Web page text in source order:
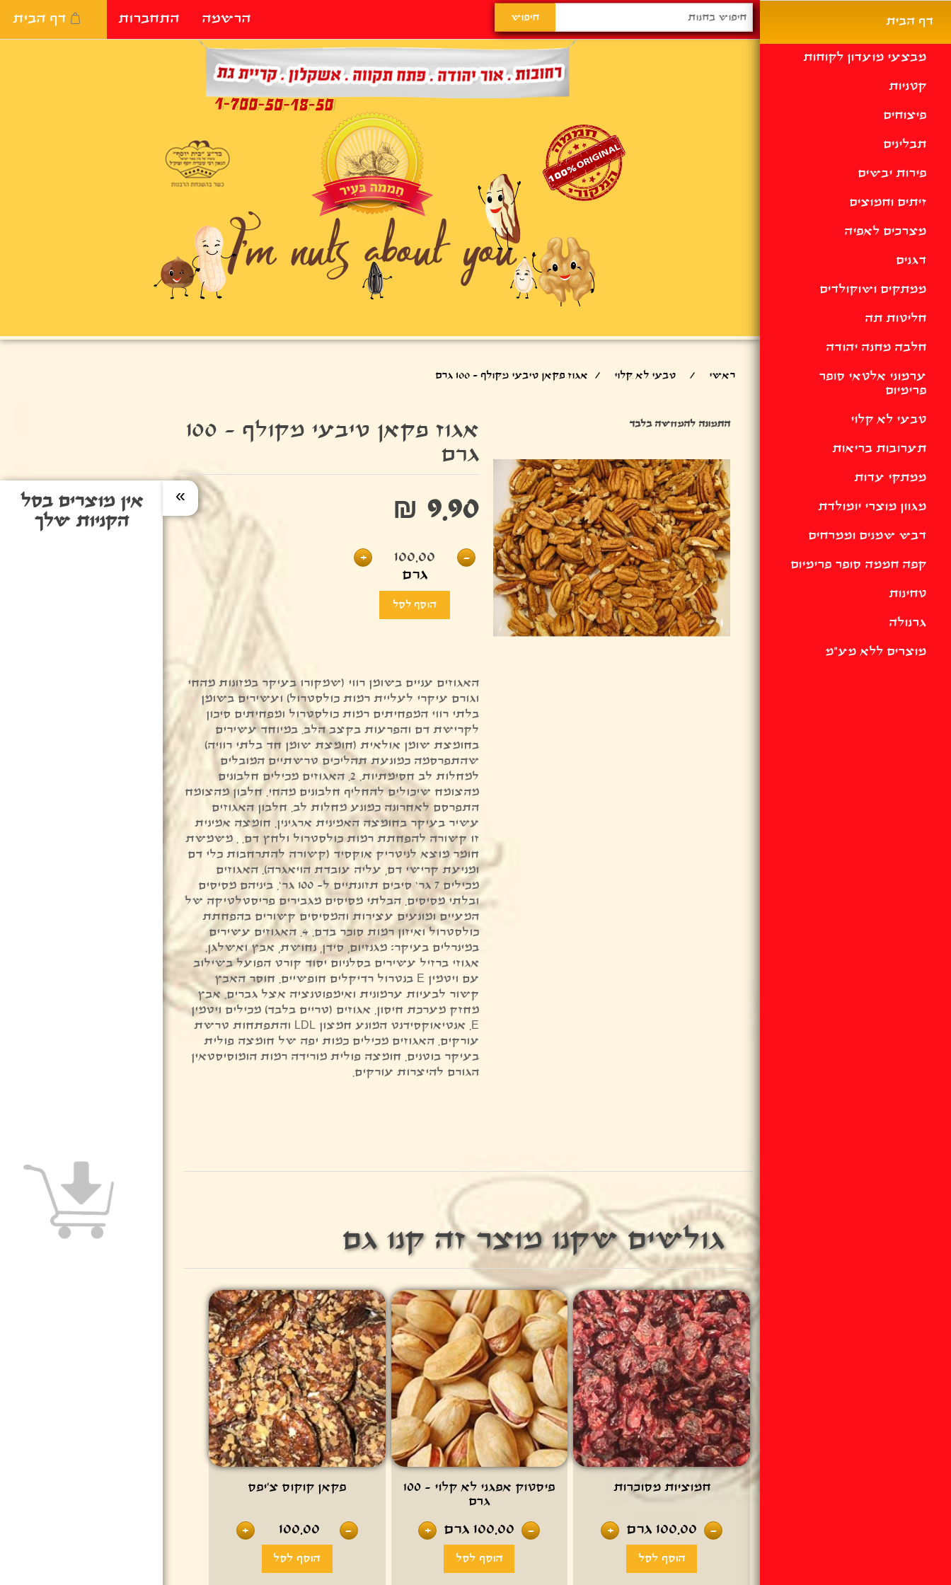
הרשמה התחברות דף הבית
אין מוצרים בסל
הקניות שלך
»
דף הבית
מבצעי מועדון לקוחות
קטניות
פיצוחים
תבלינים
פירות יבשים
זיתים וחמוצים
מצרכים לאפיה
דגנים
ממתקים ושוקולדים
חליטות תה
חלבה מחנה יהודה
ערמוני אלטאי סופר
פרימיום
טבעי לא קלוי
תערובות בריאות
ממתקי עדות
מגוון מוצרי יומולדת
דבש שמנים וממרחים
קפה חממה סופר פרימיום
טחינות
גרנולה
מוצרים ללא מע"מ
ראשי / טבעי לא קלוי / אגוז פקאן טיבעי מקולף - 100 גרם
אגוז פקאן טיבעי מקולף - 100
גרם
₪ 9.90
-
100.00
גרם
+
התמונה להמחשה בלבד
האגוזים עניים בשומן רווי (שמקורו בעיקר במזונות מהחי
וגורם עיקרי לעליית רמות כולסטרול) ועשירים בשומן
בלתי רווי המפחיתים רמות כולסטרול ומפחיתים סיכון
לקרישת דם והפרעות בקצב הלב. במיוחד עשירים
בחומצת שומן אולאית (חומצת שומן חד בלתי רוויה)
שהתפרסמה כמונעת תהליכים טרשתיים המובלים
למחלות לב חסימתיות. 2. האגוזים מכילים חלבונים
מהצומח שיכולים להחליף חלבונים מהחי. חלבון מהצומח
התפרסם לאחרונה כמונע מחלות לב. חלבון האגוזים
עשיר בעיקר בחומצה האמינית ארגינין. חומצה אמינית
זו קשורה להפחתת רמות כולסטרול ולחץ דם. . משמשת
חומר מוצא לניטריק אוקסיד (קשורה להתרחבות כלי דם
ומניעת קרישי דם, עליה עובדת הויאגרה). האגוזים
מכילים 7 גר` סיבים תזונתיים ל- 100 גר`. ביניהם מסיסים
ובלתי מסיסים. הבלתי מסיסים מגבירים פריסטלטיקה של
המעיים ומונעים עצירות והמסיסים קשורים בהפחתת
כולסטרול ואיזון רמות סוכר בדם. 4. האגוזים עשירים
במינרלים בעיקר: מגנזיום, סידן, נחושת, אבץ ואשלגן.
אגוזי ברזיל עשירים בסלניום יסוד קורט הפועל בשילוב
עם ויטמין E בנטרול רדיקלים חופשיים. חוסר האבץ
קשור לבעיות ערמונית ואימפוטנציה אצל גברים. אבץ
מחזק מערכת חיסון. אגוזים (טריים בלבד) מכילים ויטמין
E. אנטיאוקסידנט המונע חמצון LDL והתפתחות טרשת
עורקים. האגוזים מכילים כמות יפה של חומצה פולית
בעיקר בוטנים. חומצה פולית מורידה רמות הומוסיסטאין
הגורם להיצרות עורקים.
גולשים שקנו מוצר זה קנו גם
חמוציות מסוכרות
-
100.00גרם +
פיסטוק אפגני לא קלוי - 100
גרם
-
100.00גרם +
פקאן קוקוס צ’יפס
-
100.00
+